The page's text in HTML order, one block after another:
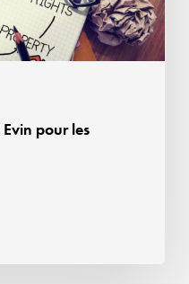
pour les